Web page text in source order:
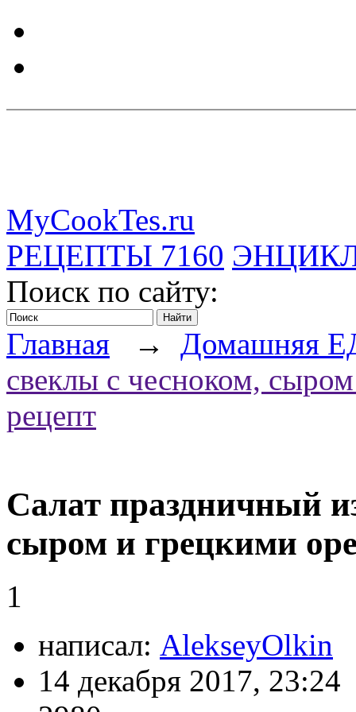
MyCookTes.ru
РЕЦЕПТЫ 7160
Поиск по сайту:
Главная → Домашняя
свеклы с чесноком,
рецепт
Салат праздничный
сыром и грецкими
1
написал: AlekseyOlkin
14 декабря 2017, 23:24